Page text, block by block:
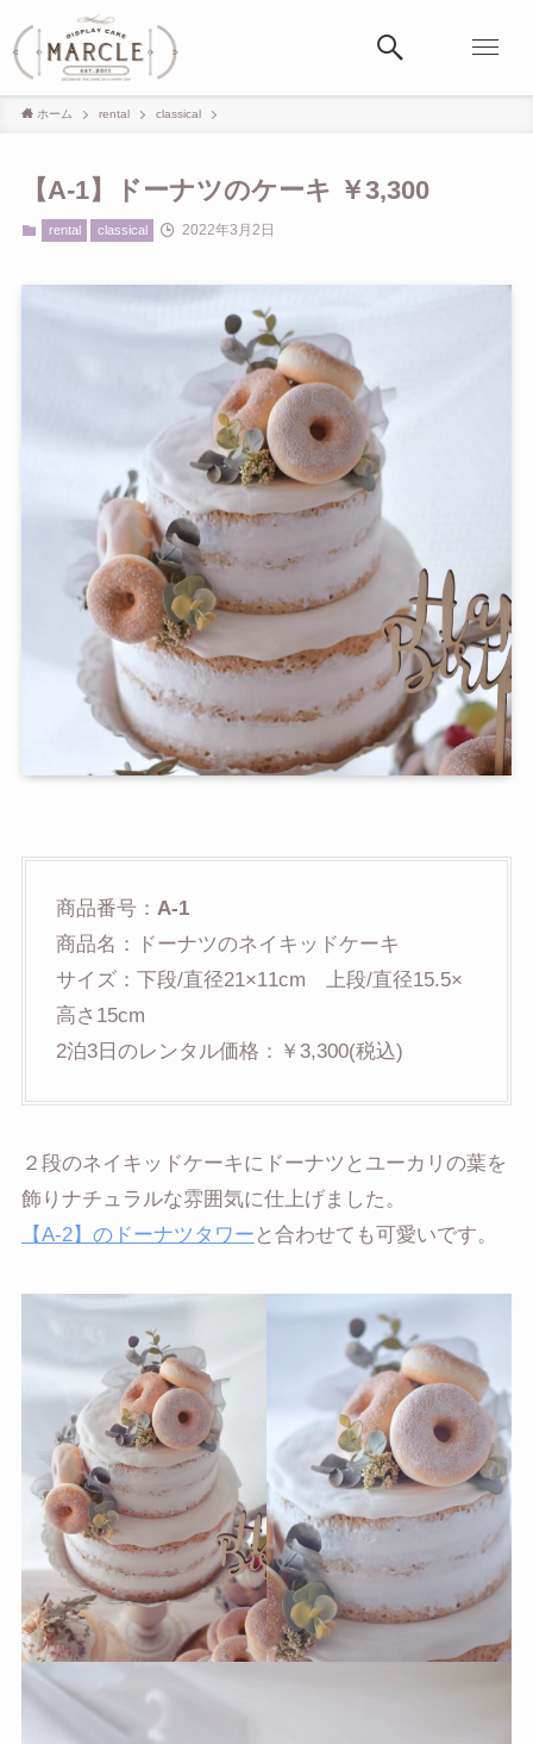
ホーム rental classical
【A-1】ドーナツのケーキ ￥3,300
rental classical 2022年3月2日
商品番号：A-1
商品名：ドーナツのネイキッドケーキ
サイズ：下段/直径21×11cm 上段/直径15.5×
高さ15cm
2泊3日のレンタル価格：￥3,300(税込)
２段のネイキッドケーキにドーナツとユーカリの葉を
飾りナチュラルな雰囲気に仕上げました。
【A-2】のドーナツタワー と合わせても可愛いです。